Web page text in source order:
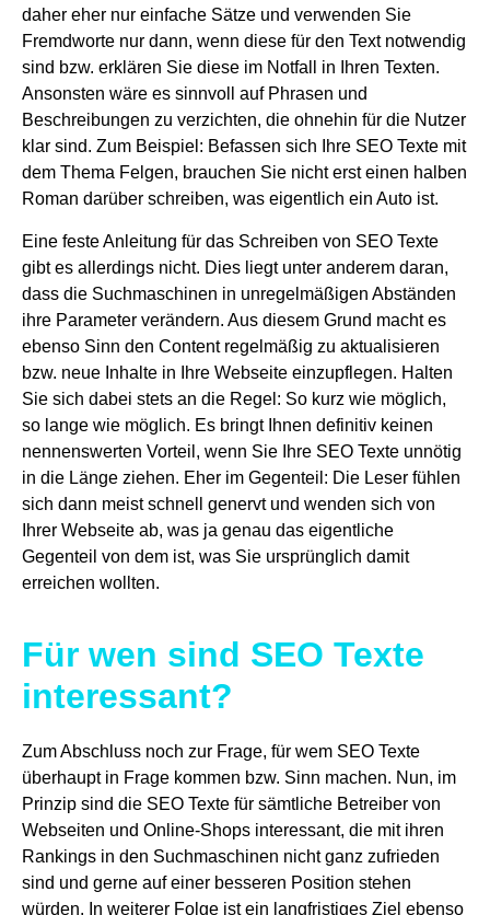
daher eher nur einfache Sätze und verwenden Sie
Fremdworte nur dann, wenn diese für den Text notwendig
sind bzw. erklären Sie diese im Notfall in Ihren Texten.
Ansonsten wäre es sinnvoll auf Phrasen und
Beschreibungen zu verzichten, die ohnehin für die Nutzer
klar sind. Zum Beispiel: Befassen sich Ihre SEO Texte mit
dem Thema Felgen, brauchen Sie nicht erst einen halben
Roman darüber schreiben, was eigentlich ein Auto ist.
Eine feste Anleitung für das Schreiben von SEO Texte
gibt es allerdings nicht. Dies liegt unter anderem daran,
dass die Suchmaschinen in unregelmäßigen Abständen
ihre Parameter verändern. Aus diesem Grund macht es
ebenso Sinn den Content regelmäßig zu aktualisieren
bzw. neue Inhalte in Ihre Webseite einzupflegen. Halten
Sie sich dabei stets an die Regel: So kurz wie möglich,
so lange wie möglich. Es bringt Ihnen definitiv keinen
nennenswerten Vorteil, wenn Sie Ihre SEO Texte unnötig
in die Länge ziehen. Eher im Gegenteil: Die Leser fühlen
sich dann meist schnell genervt und wenden sich von
Ihrer Webseite ab, was ja genau das eigentliche
Gegenteil von dem ist, was Sie ursprünglich damit
erreichen wollten.
Für wen sind SEO Texte
interessant?
Zum Abschluss noch zur Frage, für wem SEO Texte
überhaupt in Frage kommen bzw. Sinn machen. Nun, im
Prinzip sind die SEO Texte für sämtliche Betreiber von
Webseiten und Online-Shops interessant, die mit ihren
Rankings in den Suchmaschinen nicht ganz zufrieden
sind und gerne auf einer besseren Position stehen
würden. In weiterer Folge ist ein langfristiges Ziel ebenso